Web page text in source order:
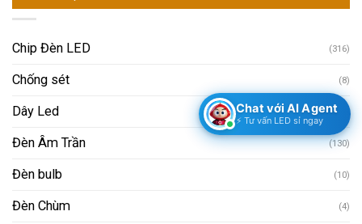
Chip Đèn LED (316)
Chống sét (8)
Dây Led (4)
Đèn Âm Trần (130)
Đèn bulb (10)
Đèn Chùm (4)
Chat với AI Agent
⚡ Tư vấn LED sỉ ngay